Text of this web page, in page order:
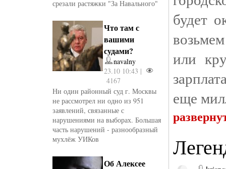
срезали растяжки "За Навального"
Что там с
вашими
судами?
navalny
23.10 10:43 |
4167
Ни один районный суд г. Москвы
не рассмотрел ни одно из 951
заявлений, связанные с
нарушениями на выборах. Большая
часть нарушений - разнообразный
мухлёж УИКов
Об Алексее
будет
или
еще